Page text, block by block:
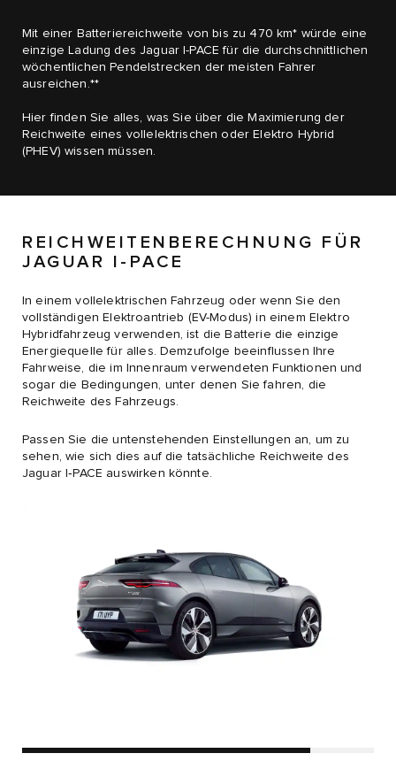
Mit einer Batteriereichweite von bis zu 470 km* würde eine
einzige Ladung des Jaguar I-PACE für die durchschnittlichen
wöchentlichen Pendelstrecken der meisten Fahrer
ausreichen.**
Hier finden Sie alles, was Sie über die Maximierung der
Reichweite eines vollelektrischen oder Elektro Hybrid
(PHEV) wissen müssen.
REICHWEITENBERECHNUNG FÜR
JAGUAR I-PACE
In einem vollelektrischen Fahrzeug oder wenn Sie den
vollständigen Elektroantrieb (EV-Modus) in einem Elektro
Hybridfahrzeug verwenden, ist die Batterie die einzige
Energiequelle für alles. Demzufolge beeinflussen Ihre
Fahrweise, die im Innenraum verwendeten Funktionen und
sogar die Bedingungen, unter denen Sie fahren, die
Reichweite des Fahrzeugs.
Passen Sie die untenstehenden Einstellungen an, um zu
sehen, wie sich dies auf die tatsächliche Reichweite des
Jaguar I‑PACE auswirken könnte.